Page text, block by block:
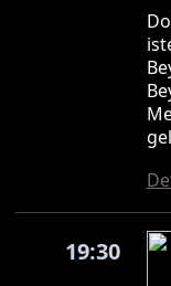
19:30